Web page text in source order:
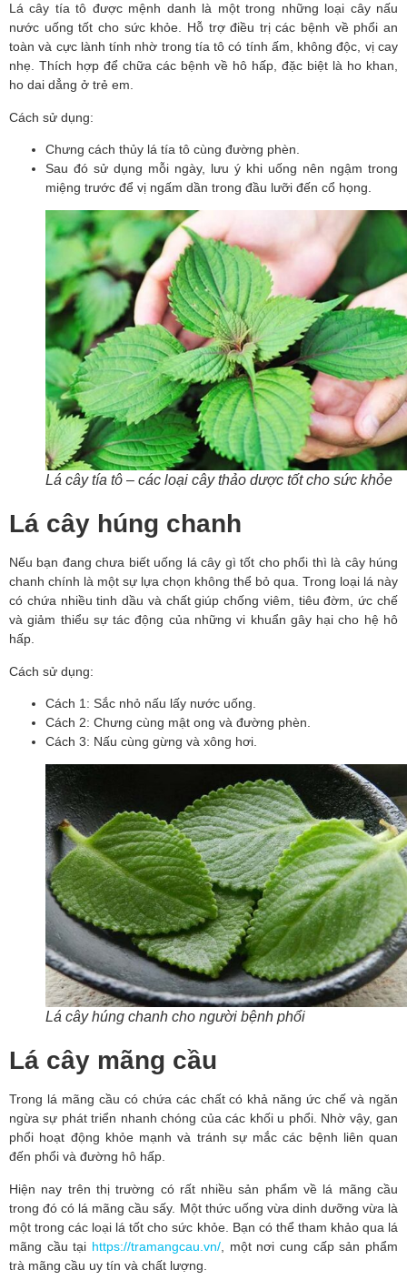
Lá cây tía tô được mệnh danh là một trong những loại cây nấu
nước uống tốt cho sức khỏe. Hỗ trợ điều trị các bệnh về phổi an
toàn và cực lành tính nhờ trong tía tô có tính ấm, không độc, vị cay
nhẹ. Thích hợp để chữa các bệnh về hô hấp, đặc biệt là ho khan,
ho dai dẳng ở trẻ em.
Cách sử dụng:
Chưng cách thủy lá tía tô cùng đường phèn.
Sau đó sử dụng mỗi ngày, lưu ý khi uống nên ngậm trong
miệng trước để vị ngấm dần trong đầu lưỡi đến cổ họng.
Lá cây tía tô – các loại cây thảo dược tốt cho sức khỏe
Lá cây húng chanh
Nếu bạn đang chưa biết uống lá cây gì tốt cho phổi thì là cây húng
chanh chính là một sự lựa chọn không thể bỏ qua. Trong loại lá này
có chứa nhiều tinh dầu và chất giúp chống viêm, tiêu đờm, ức chế
và giảm thiểu sự tác động của những vi khuẩn gây hại cho hệ hô
hấp.
Cách sử dụng:
Cách 1: Sắc nhỏ nấu lấy nước uống.
Cách 2: Chưng cùng mật ong và đường phèn.
Cách 3: Nấu cùng gừng và xông hơi.
Lá cây húng chanh cho người bệnh phổi
Lá cây mãng cầu
Trong lá mãng cầu có chứa các chất có khả năng ức chế và ngăn
ngừa sự phát triển nhanh chóng của các khối u phổi. Nhờ vậy, gan
phổi hoạt động khỏe mạnh và tránh sự mắc các bệnh liên quan
đến phổi và đường hô hấp.
Hiện nay trên thị trường có rất nhiều sản phẩm về lá mãng cầu
trong đó có lá mãng cầu sấy. Một thức uống vừa dinh dưỡng vừa là
một trong các loại lá tốt cho sức khỏe. Bạn có thể tham khảo qua lá
mãng cầu tại https://tramangcau.vn/ , một nơi cung cấp sản phẩm
trà mãng cầu uy tín và chất lượng.